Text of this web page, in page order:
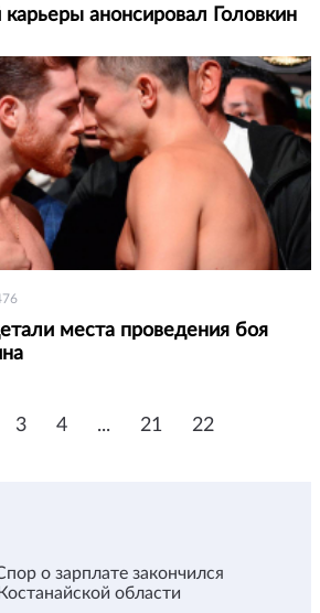
анонсировал Головкин
места проведения боя
3 4 ... 21 22
о зарплате закончился
области